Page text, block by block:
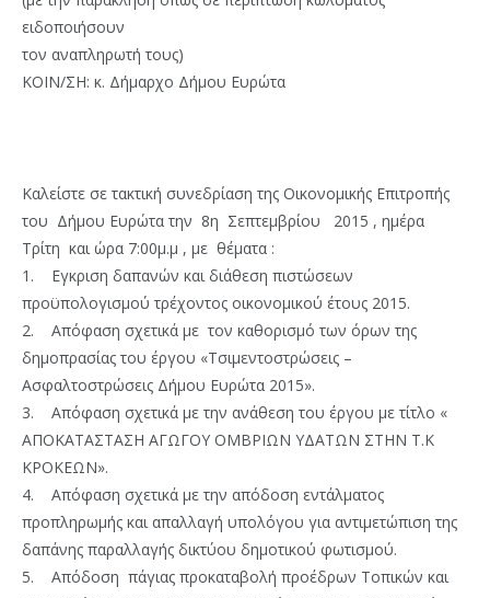
ειδοποιήσουν
τον αναπληρωτή τους)
ΚΟΙΝ/ΣΗ: κ. Δήμαρχο Δήμου Ευρώτα
Καλείστε σε τακτική συνεδρίαση της Οικονομικής Επιτροπής
του Δήμου Ευρώτα την 8η Σεπτεμβρίου 2015 , ημέρα
Τρίτη και ώρα 7:00μ.μ , με θέματα :
1. Εγκριση δαπανών και διάθεση πιστώσεων
προϋπολογισμού τρέχοντος οικονομικού έτους 2015.
2. Απόφαση σχετικά με τον καθορισμό των όρων της
δημοπρασίας του έργου «Τσιμεντοστρώσεις –
Ασφαλτοστρώσεις Δήμου Ευρώτα 2015».
3. Απόφαση σχετικά με την ανάθεση του έργου με τίτλο «
ΑΠΟΚΑΤΑΣΤΑΣΗ ΑΓΩΓΟΥ ΟΜΒΡΙΩΝ ΥΔΑΤΩΝ ΣΤΗΝ Τ.Κ
ΚΡΟΚΕΩΝ».
4. Απόφαση σχετικά με την απόδοση εντάλματος
προπληρωμής και απαλλαγή υπολόγου για αντιμετώπιση της
δαπάνης παραλλαγής δικτύου δημοτικού φωτισμού.
5. Απόδοση πάγιας προκαταβολή προέδρων Τοπικών και